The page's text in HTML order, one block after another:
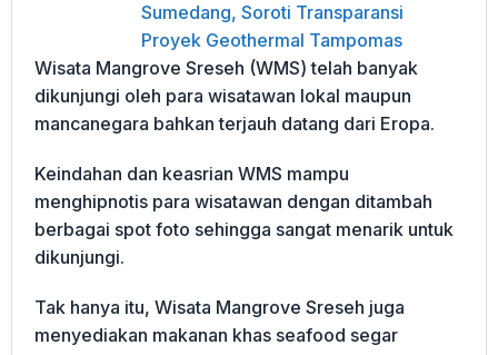
Sumedang, Soroti Transparansi
Proyek Geothermal Tampomas
Wisata Mangrove Sreseh (WMS) telah banyak
dikunjungi oleh para wisatawan lokal maupun
mancanegara bahkan terjauh datang dari Eropa.
Keindahan dan keasrian WMS mampu
menghipnotis para wisatawan dengan ditambah
berbagai spot foto sehingga sangat menarik untuk
dikunjungi.
Tak hanya itu, Wisata Mangrove Sreseh juga
menyediakan makanan khas seafood segar